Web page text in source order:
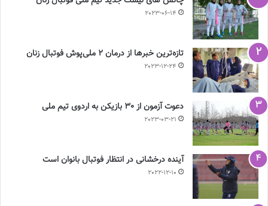
2023-06-14
تازه‌ترین خبرها از درمان ۲ ملی‌پوش فوتبال زنان
2023-12-24
دعوت آزمون از 30 بازیکن به اردوی تیم ملی
2023-03-21
آینده درخشانی در انتظار فوتبال بانوان است
2022-12-10